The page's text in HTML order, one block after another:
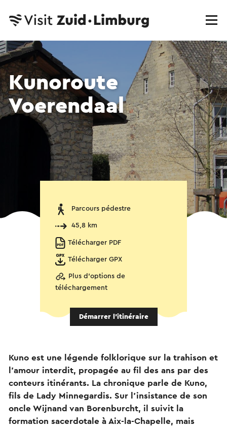
Kunoroute
Voerendaal
Parcours pédestre
45,8 km
Télécharger PDF
Télécharger GPX
Plus d'options de
téléchargement
Démarrer l’itinéraire
Kuno est une légende folklorique sur la trahison et
l'amour interdit, propagée au fil des ans par des
conteurs itinérants. La chronique parle de Kuno,
fils de Lady Minnegardis. Sur l'insistance de son
oncle Wijnand van Borenburcht, il suivit la
formation sacerdotale à Aix-la-Chapelle, mais